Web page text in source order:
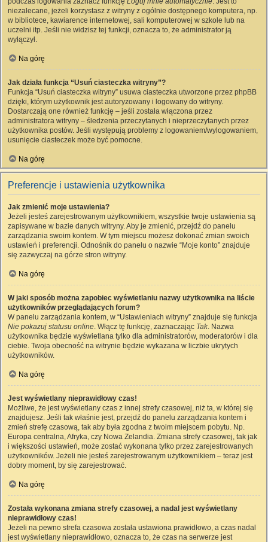
niezalecane, jeżeli korzystasz z witryny z ogólnie dostępnego komputera, np.
w bibliotece, kawiarence internetowej, sali komputerowej w szkole lub na
uczelni itp. Jeśli nie widzisz tej funkcji, oznacza to, że administrator ją
wyłączył.
Na górę
Jak działa funkcja “Usuń ciasteczka witryny”?
Funkcja “Usuń ciasteczka witryny” usuwa ciasteczka utworzone przez phpBB
dzięki, którym użytkownik jest autoryzowany i logowany do witryny.
Dostarczają one również funkcję – jeśli została włączona przez
administratora witryny – śledzenia przeczytanych i nieprzeczytanych przez
użytkownika postów. Jeśli występują problemy z logowaniem/wylogowaniem,
usunięcie ciasteczek może być pomocne.
Na górę
Preferencje i ustawienia użytkownika
Jak zmienić moje ustawienia?
Jeżeli jesteś zarejestrowanym użytkownikiem, wszystkie twoje ustawienia są
zapisywane w bazie danych witryny. Aby je zmienić, przejdź do panelu
zarządzania swoim kontem. W tym miejscu możesz dokonać zmian swoich
ustawień i preferencji. Odnośnik do panelu o nazwie “Moje konto” znajduje
się zazwyczaj na górze stron witryny.
Na górę
W jaki sposób można zapobiec wyświetlaniu nazwy użytkownika na liście
użytkowników przeglądających forum?
W panelu zarządzania kontem, w “Ustawieniach witryny” znajduje się funkcja
Nie pokazuj statusu online. Włącz tę funkcję, zaznaczając Tak. Nazwa
użytkownika będzie wyświetlana tylko dla administratorów, moderatorów i dla
ciebie. Twoja obecność na witrynie będzie wykazana w liczbie ukrytych
użytkowników.
Na górę
Jest wyświetlany nieprawidłowy czas!
Możliwe, że jest wyświetlany czas z innej strefy czasowej, niż ta, w której się
znajdujesz. Jeśli tak właśnie jest, przejdź do panelu zarządzania kontem i
zmień strefę czasową, tak aby była zgodna z twoim miejscem pobytu. Np.
Europa centralna, Afryka, czy Nowa Zelandia. Zmiana strefy czasowej, tak jak
i większości ustawień, może zostać wykonana tylko przez zarejestrowanych
użytkowników. Jeżeli nie jesteś zarejestrowanym użytkownikiem – teraz jest
dobry moment, by się zarejestrować.
Na górę
Została wykonana zmiana strefy czasowej, a nadal jest wyświetlany
nieprawidłowy czas!
Jeżeli na pewno strefa czasowa została ustawiona prawidłowo, a czas nadal
jest wyświetlany nieprawidłowo, oznacza to, że czas na serwerze jest